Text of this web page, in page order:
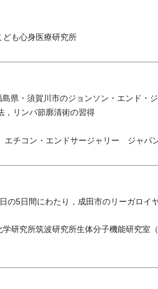
も心身医療研究所
県・須賀川市のジョンソン・エンド・ジ
，リンパ節廓清術の習得
チコン・エンドサージャリー ジャパン
5日間にわたり，成田市のリーガロイ
究所筑波研究所生体分子機能研究室（